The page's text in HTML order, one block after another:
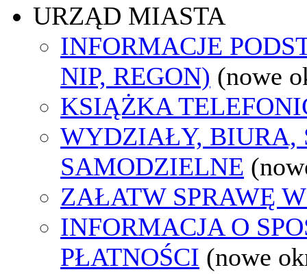
URZĄD MIASTA
INFORMACJE
NIP, REGON) (nowe
KSIĄŻKA
WYDZIAŁY, BIURA,
SAMODZIELNE
ZAŁATW SPRAWĘ
INFORMACJA O
PŁATNOŚCI (nowe